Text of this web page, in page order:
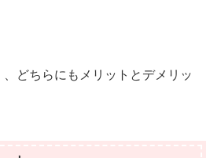
どちらにもメリットとデメリッ